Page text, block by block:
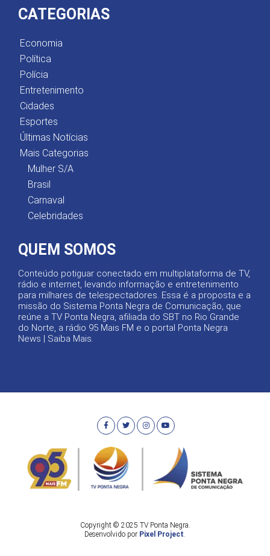
CATEGORIAS
Economia
Política
Polícia
Entretenimento
Cidades
Esportes
Últimas Notícias
Mais Categorias
Mulher S/A
Brasil
Carnaval
Celebridades
QUEM SOMOS
Conteúdo potiguar conectado em multiplataforma de TV,
rádio e internet, levando informação e entretenimento
para milhares de telespectadores. Essa é a proposta e a
missão do Sistema Ponta Negra de Comunicação, que
reúne a TV Ponta Negra, afiliada do SBT no Rio Grande
do Norte, a rádio 95 Mais FM e o portal Ponta Negra
News | Saiba Mais.
Copyright © 2025 TV Ponta Negra.
Desenvolvido por Pixel Project.